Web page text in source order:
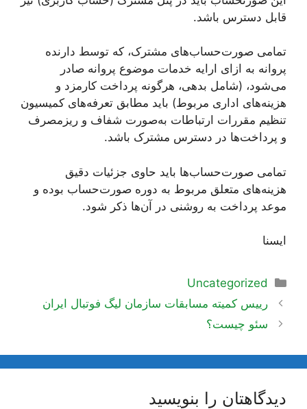
قابل دسترس باشد.
تمامی صورت‌حساب‌های مشترک، که توسط دارنده
پروانه به ازای ارایه خدمات موضوع پروانه صادر
‌می‌شود، (شامل بدهی، هرگونه پرداخت کارمزد و
هزینه‌های اداری مربوط) باید مطابق تعرفه‌های کمیسیون
تنظیم مقررات ارتباطات به‌صورت شفاف و ریزمصرف
و پرداخت‌ها در دسترس مشترک باشد.
تمامی صورت‌حساب‌ها باید حاوی جزئیات دقیق
هزینه‌های متعلق مربوط به دوره صورت‌حساب بوده و
موعد پرداخت به روشنی در آن‌ها ذکر شود.
ایسنا
دسته‌ها
Uncategorized
ناوبری
نوشته‌ها
رییس کمیته مسابقات سازمان لیگ فوتبال ایران
سئو چیست؟
دیدگاهتان را بنویسید